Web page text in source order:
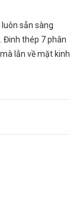
sẵn sàng
Đinh thép 7 phân
lẫn về mặt kinh